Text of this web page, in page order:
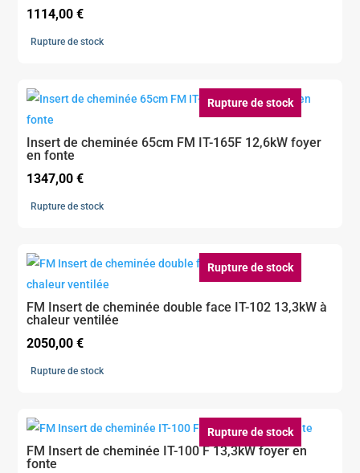
1114,00€
Rupture de stock
Rupture de stock
Insert de cheminée 65cm FM IT-165F 12,6kW foyer
en fonte
1347,00€
Rupture de stock
Rupture de stock
FM Insert de cheminée double face IT-102 13,3kW à
chaleur ventilée
2050,00€
Rupture de stock
Rupture de stock
FM Insert de cheminée IT-100 F 13,3kW foyer en
fonte